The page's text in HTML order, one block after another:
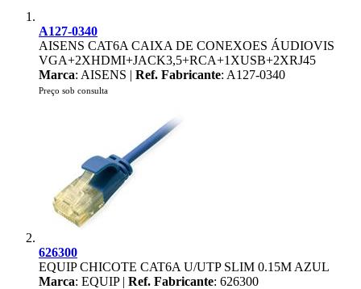
A127-0340
AISENS CAT6A CAIXA DE CONEXOES ÁUDIOVIS
VGA+2XHDMI+JACK3,5+RCA+1XUSB+2XRJ45
Marca: AISENS | Ref. Fabricante: A127-0340
Preço sob consulta
626300
EQUIP CHICOTE CAT6A U/UTP SLIM 0.15M AZUL
Marca: EQUIP | Ref. Fabricante: 626300